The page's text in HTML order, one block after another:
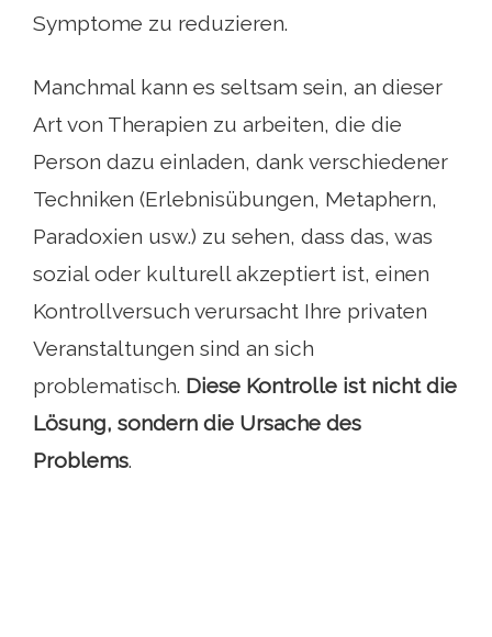
Symptome zu reduzieren.
Manchmal kann es seltsam sein, an dieser
Art von Therapien zu arbeiten, die die
Person dazu einladen, dank verschiedener
Techniken (Erlebnisübungen, Metaphern,
Paradoxien usw.) zu sehen, dass das, was
sozial oder kulturell akzeptiert ist, einen
Kontrollversuch verursacht Ihre privaten
Veranstaltungen sind an sich
problematisch. Diese Kontrolle ist nicht die
Lösung, sondern die Ursache des
Problems.